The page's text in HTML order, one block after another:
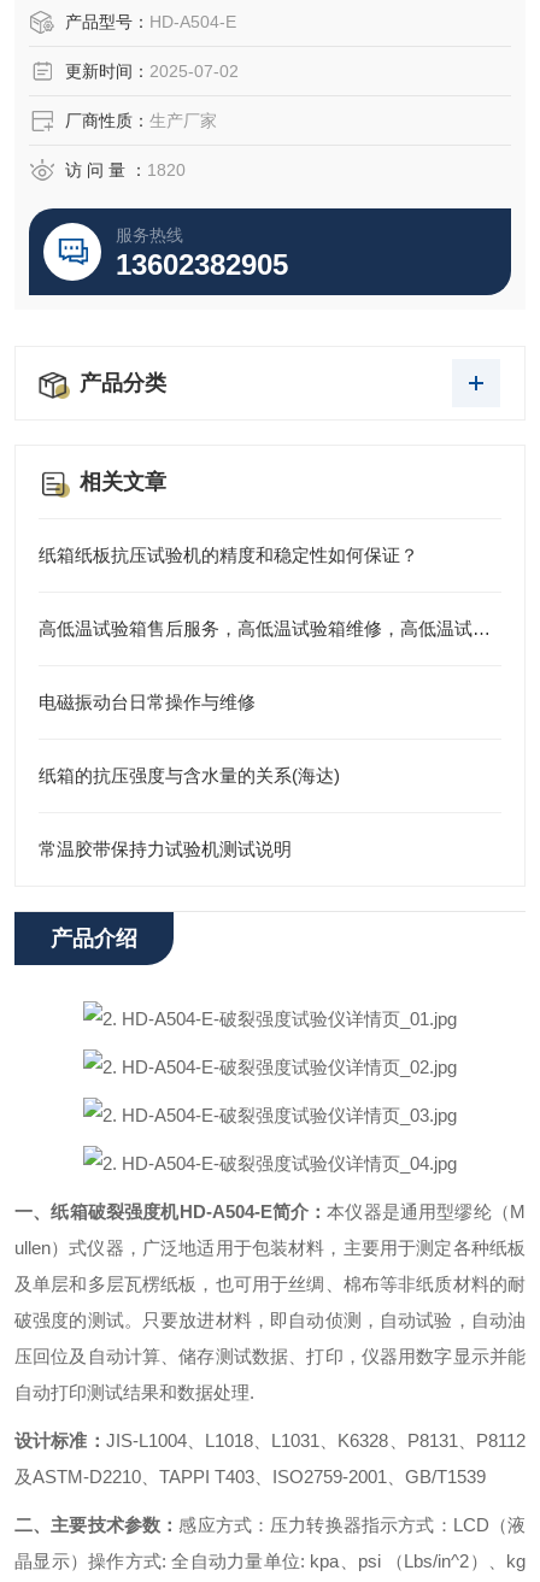
材料，即自动侦测，自动试验，自动油压回位及自动计算、
果和数据处理
产品型号： HD-A504-E
更新时间： 2025-07-02
厂商性质： 生产厂家
访 问 量 ： 1820
服务热线
13602382905
产品分类
相关文章
纸箱纸板抗压试验机的精度和稳定性如何保证？
高低温试验箱售后服务，高低温试验箱维修，高低温试验箱
电磁振动台日常操作与维修
纸箱的抗压强度与含水量的关系(海达)
常温胶带保持力试验机测试说明
产品介绍
一、纸箱破裂强度机HD-A504-E简介：本仪器是通用型缪纶（M
ullen）式仪器，广泛地适用于包装材料，主要用于测定各种纸板
及单层和多层瓦楞纸板，也可用于丝绸、棉布等非纸质材料的耐
破强度的测试。只要放进材料，即自动侦测，自动试验，自动油
压回位及自动计算、储存测试数据、打印，仪器用数字显示并能
自动打印测试结果和数据处理.
设计标准： JIS-L1004、L1018、L1031、K6328、P8131、P8112
及ASTM-D2210、TAPPI T403、ISO2759-2001、GB/T1539
二、 主要技术参数： 感应方式：压力转换器指示方式：LCD（液
晶显示） 操作方式: 全自动力量单位: kpa、psi （Lbs/in^2）、kg